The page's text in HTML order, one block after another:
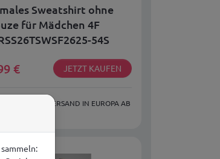
Sweatshirt ohne
für Mädchen 4F
54S
€ JETZT KAUFEN
KOSTENLOSER VERSAND IN EUROPA AB